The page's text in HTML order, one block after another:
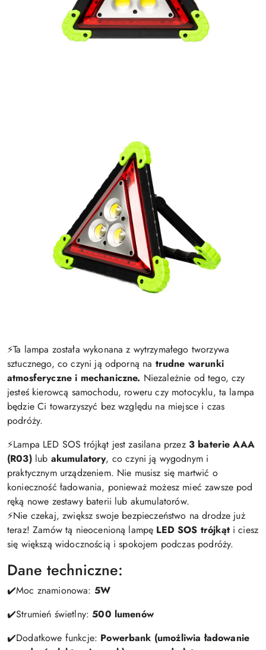
⚡️Ta lampa została wykonana z wytrzymałego tworzywa
sztucznego, co czyni ją odporną na trudne warunki
atmosferyczne i mechaniczne. Niezależnie od tego, czy
jesteś kierowcą samochodu, roweru czy motocyklu, ta lampa
będzie Ci towarzyszyć bez względu na miejsce i czas
podróży.
⚡️Lampa LED SOS trójkąt jest zasilana przez 3 baterie AAA
(R03)lub akumulatory, co czyni ją wygodnym i
praktycznym urządzeniem. Nie musisz się martwić o
konieczność ładowania, ponieważ możesz mieć zawsze pod
ręką nowe zestawy baterii lub akumulatorów.
⚡️Nie czekaj, zwiększ swoje bezpieczeństwo na drodze już
teraz! Zamów tą nieocenioną lampę LED SOS trójkąti ciesz
się większą widocznością i spokojem podczas podróży.
Dane techniczne:
✔️Moc znamionowa: 5W
✔️Strumień świetlny:500 lumenów
✔️Dodatkowe funkcje: Powerbank (umożliwia ładowanie